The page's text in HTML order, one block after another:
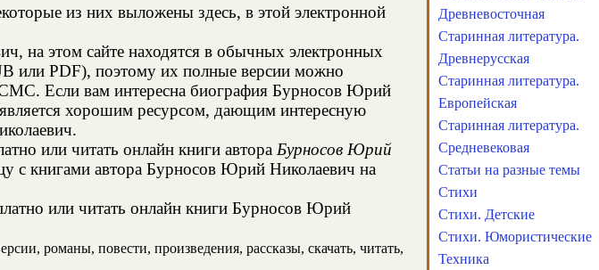
из них выложены здесь, в этой электронной
на этом сайте находятся в обычных электронных
или PDF), поэтому их полные версии можно
СМС. Если вам интересна биография Бурносов Юрий
хорошим ресурсом, дающим интересную
или читать онлайн книги автора Бурносов Юрий
с книгами автора Бурносов Юрий Николаевич на
или читать онлайн книги Бурносов Юрий
романы, повести, произведения, рассказы, скачать, читать,
Древневосточная
Старинная литература.
Древнерусская
Старинная литература.
Европейская
Старинная литература.
Средневековая
Статьи на разные темы
Стихи
Стихи. Детские
Стихи. Юмористические
Техника